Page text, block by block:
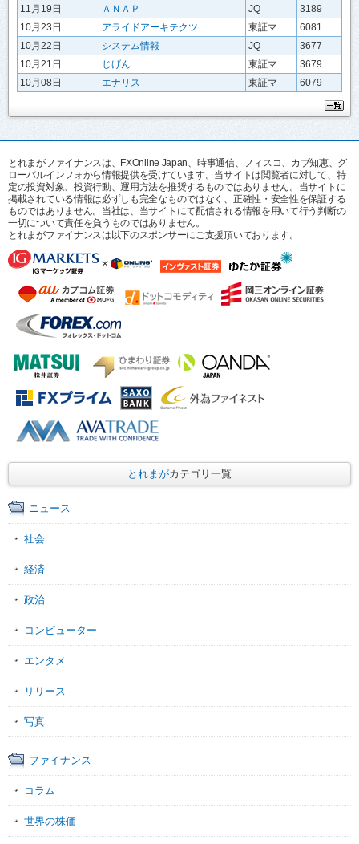
11月19日 ＡＮＡＰ JQ
3189
10月23日
アライドアーキテクツ 東証マ
6081
10月22日
システム情報 JQ
3677
10月21日
じげん 東証マ
3679
10月08日
エナリス 東証マ 6079
とれまがファイナンスは、FXOnline Japan、時事通信、フィスコ、カブ知恵、グ
ローバルインフォから情報提供を受けています。当サイトは閲覧者に対して、特
定の投資対象、投資行動、運用方法を推奨するものではありません。当サイトに
掲載されている情報は必ずしも完全なものではなく、正確性・安全性を保証する
ものではありません。当社は、当サイトにて配信される情報を用いて行う判断の
一切について責任を負うものではありません。
とれまがファイナンスは以下のスポンサーにご支援頂いております。
とれまがカテゴリ一覧
ニュース
社会
経済
政治
コンピューター
エンタメ
リリース
写真
ファイナンス
コラム
世界の株価